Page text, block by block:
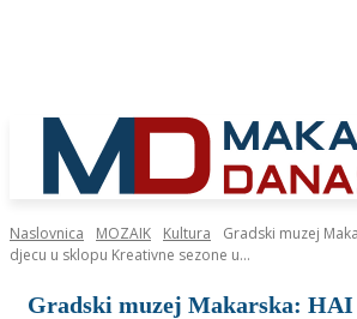
Naslovnica MOZAIK Kultura
Gradski muzej
djecu u sklopu Kreativne sezone u...
Gradski muzej Makarska: HAI